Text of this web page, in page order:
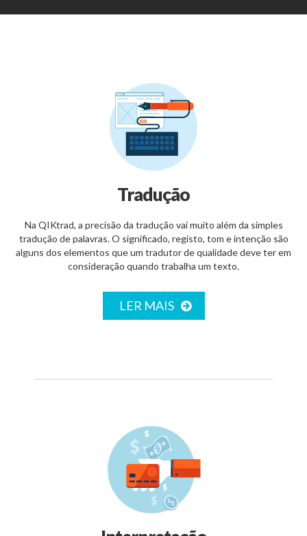
Tradução
Na QIKtrad, a precisão da tradução vai muito além da simples
tradução de palavras. O significado, registo, tom e intenção são
alguns dos elementos que um tradutor de qualidade deve ter em
consideração quando trabalha um texto.
LER MAIS